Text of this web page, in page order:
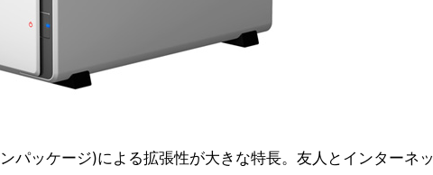
パッケージ)による拡張性が大きな特長。友人とインターネッ